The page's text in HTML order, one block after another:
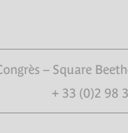
– Square
+ 33 (0)2 98